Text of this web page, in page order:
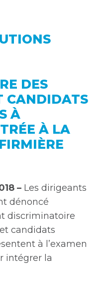
DES
CANDIDATS
À
À LA
– Les dirigeants
dénoncé
discriminatoire
candidats
à l’examen
intégrer la